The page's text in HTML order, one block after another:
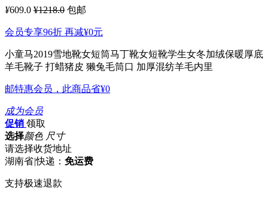
¥609.0 ¥1218.0 包邮
会员专享96折 再减¥0元
小童马2019雪地靴女短筒马丁靴女短靴学生女冬加绒保暖厚底
羊毛靴子 打蜡猪皮 獭兔毛筒口 加厚混纺羊毛内里
邮特惠会员，此商品省¥0
成为会员
促销 领取
选择颜色 尺寸
请选择收货地址
湖南省|快递： 免运费
支持极速退款